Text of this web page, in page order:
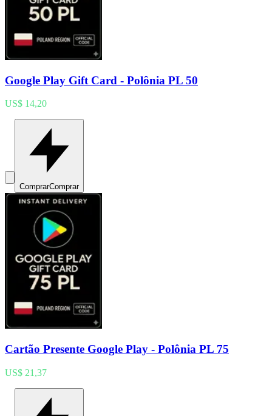
Google Play Gift Card - Polônia PL 50
US$ 14,20
ComprarComprar
Cartão Presente Google Play - Polônia PL 75
US$ 21,37